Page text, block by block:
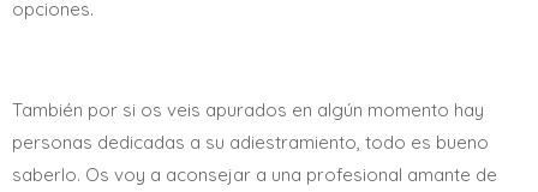
opciones.
También por si os veis apurados en algún momento hay
personas dedicadas a su adiestramiento, todo es bueno
saberlo. Os voy a aconsejar a una profesional amante de